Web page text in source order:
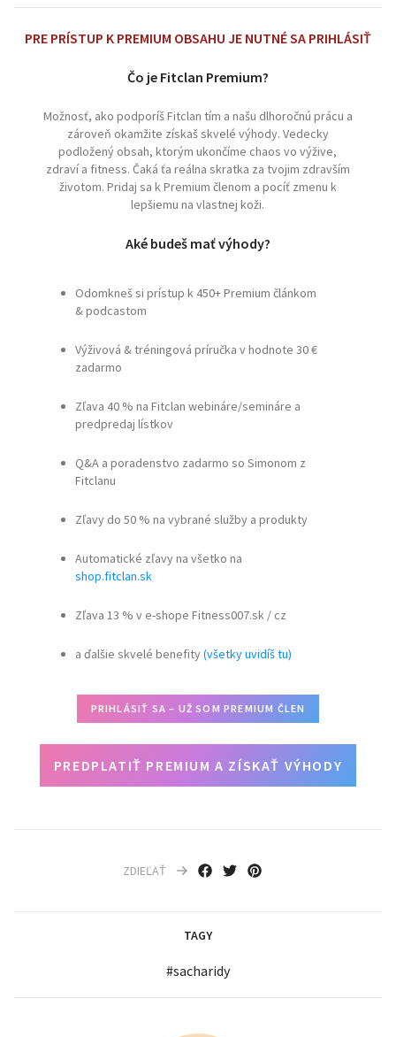
PRE PRÍSTUP K PREMIUM OBSAHU JE NUTNÉ SA PRIHLÁSIŤ
Čo je Fitclan Premium?
Možnosť, ako podporíš Fitclan tím a našu dlhoročnú prácu a
zároveň okamžite získaš skvelé výhody. Vedecky
podložený obsah, ktorým ukončíme chaos vo výžive,
zdraví a fitness. Čaká ťa reálna skratka za tvojim zdravším
životom. Pridaj sa k Premium členom a pocíť zmenu k
lepšiemu na vlastnej koži.
Aké budeš mať výhody?
Odomkneš si prístup k 450+ Premium článkom
& podcastom
Výživová & tréningová príručka v hodnote 30 €
zadarmo
Zľava 40 % na Fitclan webináre/semináre a
predpredaj lístkov
Q&A a poradenstvo zadarmo so Simonom z
Fitclanu
Zľavy do 50 % na vybrané služby a produkty
Automatické zľavy na všetko na
shop.fitclan.sk
Zľava 13 % v e-shope Fitness007.sk / cz
a ďalšie skvelé benefity(všetky uvidíš tu)
PRIHLÁSIŤ SA – UŽ SOM PREMIUM ČLEN
PREDPLATIŤ PREMIUM A ZÍSKAŤ VÝHODY
ZDIEĽAŤ
TAGY
#sacharidy